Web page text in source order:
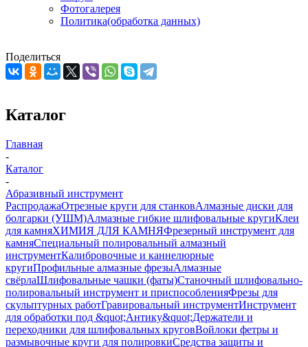
Фотогалерея
Политика(обработка данных)
Поделиться
Каталог
Главная
-
Каталог
-
Абразивный инструмент
РаспродажаОтрезные круги для станковАлмазные диски для
болгарки (УШМ)Алмазные гибкие шлифовальные кругиКлеи
для камняХИМИЯ ДЛЯ КАМНЯФрезерный инструмент для
камняСпециальный полировальный алмазный
инструментКалибровочные и каннелюрные
кругиПрофильные алмазные фрезыАлмазные
свёрлаШлифовальные чашки (фаты)Станочный шлифовально-
полировальный инструмент и приспособленияФрезы для
скульптурных работГравировальный инструментИнструмент
для обработки под &quot;Антику&quot;Держатели и
переходники для шлифовальных круговВойлоки фетры и
размывочные круги для полировкиСредства защиты и